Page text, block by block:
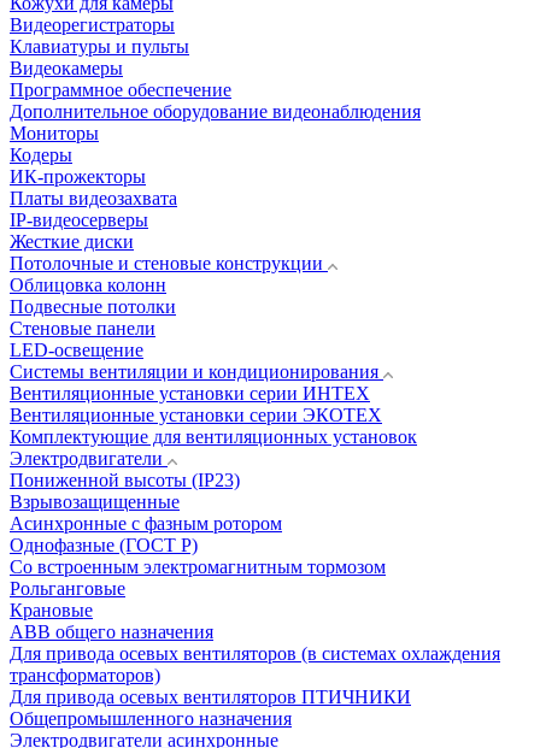
Видеорегистраторы
Клавиатуры и пульты
Видеокамеры
Программное обеспечение
Дополнительное оборудование видеонаблюдения
Мониторы
Кодеры
ИК-прожекторы
Платы видеозахвата
IP-видеосерверы
Жесткие диски
Потолочные и стеновые конструкции
Облицовка колонн
Подвесные потолки
Стеновые панели
LED-освещение
Системы вентиляции и кондиционирования
Вентиляционные установки серии ИНТЕХ
Вентиляционные установки серии ЭКОТЕХ
Комплектующие для вентиляционных установок
Электродвигатели
Пониженной высоты (IP23)
Взрывозащищенные
Асинхронные с фазным ротором
Однофазные (ГОСТ Р)
Со встроенным электромагнитным тормозом
Рольганговые
Крановые
АВВ общего назначения
Для привода осевых вентиляторов (в системах охлаждения
трансформаторов)
Для привода осевых вентиляторов ПТИЧНИКИ
Общепромышленного назначения
Электродвигатели асинхронные